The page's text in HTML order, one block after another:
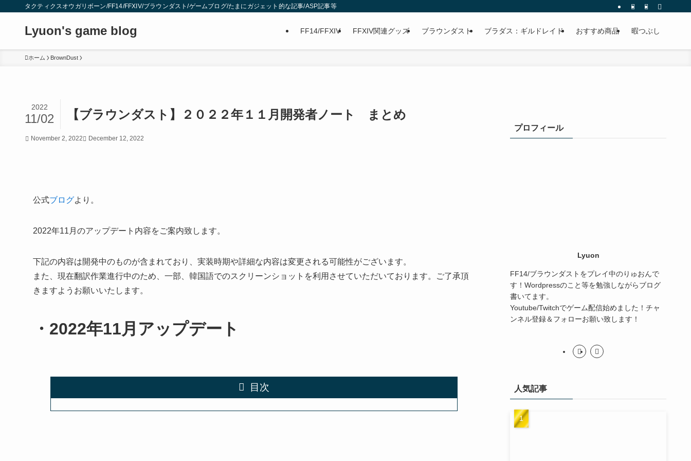
タクティクスオウガリボーン/FF14/FFXIV/ブラウンダスト/ゲームブログ/たまにガジェット的な記事/ASP記事等
Lyuon's game blog FF14/FFXIV FFXIV関連グッズ ブラウンダスト ブラダス：ギルドレイド おすすめ商品 暇つぶし
ホーム BrownDust
【ブラウンダスト】２０２２年１１月開発者ノート まとめ
2022
11/02
November 2, 2022 December 12, 2022
公式ブログより。
2022年11月のアップデート内容をご案内致します。
下記の内容は開発中のものが含まれており、実装時期や詳細な内容は変更される可能性がございます。
また、現在翻訳作業進行中のため、一部、韓国語でのスクリーンショットを利用させていただいております。ご了承頂
きますようお願いいたします。
・2022年11月アップデート
目次
プロフィール
Lyuon
FF14/ブラウンダストをプレイ中のりゅおんで
す！Wordpressのこと等を勉強しながらブログ
書いてます。
Youtube/Twitchでゲーム配信始めました！チャ
ンネル登録＆フォローお願い致します！
人気記事